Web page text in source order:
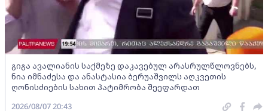
გიგა ავალიანის საქმეზე დაკავებულ არასრულწლოვნებს,
ნია იმნაძესა და ანასტასია ბერუაშვილს აღკვეთის
ღონისძიების სახით პატიმრობა შეეფარდათ
2026/08/07 20:43